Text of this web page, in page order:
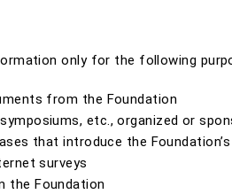
only for the following
from the Foundation
etc., organized or
that introduce the
surveys
the Foundation